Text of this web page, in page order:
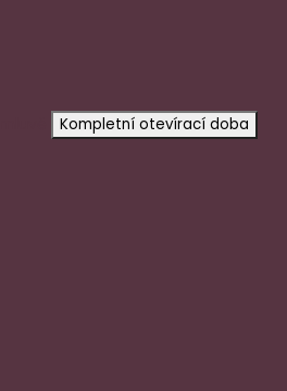
Kompletní otevírací doba